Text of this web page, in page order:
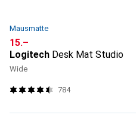
Mausmatte
CHF
15.–
Logitech Desk Mat Studio
Wide
784